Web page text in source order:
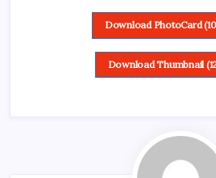
Download PhotoCard
Download Thumbnail